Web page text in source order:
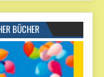
BÜCHER